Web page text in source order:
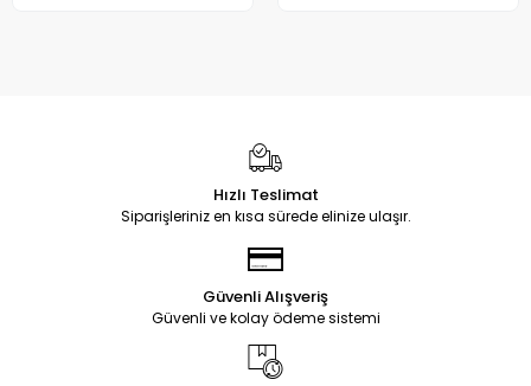
Hızlı Teslimat
Siparişleriniz en kısa sürede elinize ulaşır.
Güvenli Alışveriş
Güvenli ve kolay ödeme sistemi